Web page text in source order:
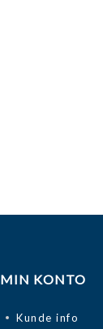
MIN KONTO
Kunde info